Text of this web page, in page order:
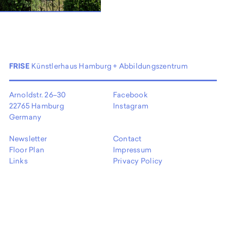
FRISE Künstlerhaus Hamburg + Abbildungszentrum
Arnoldstr. 26–30
22765 Hamburg
Germany
Facebook
Instagram
Newsletter
Floor Plan
Links
Contact
Impressum
Privacy Policy